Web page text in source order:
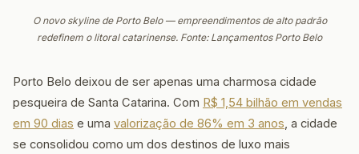
O novo skyline de Porto Belo — empreendimentos de alto padrão
redefinem o litoral catarinense. Fonte: Lançamentos Porto Belo
Porto Belo deixou de ser apenas uma charmosa cidade
pesqueira de Santa Catarina. Com R$ 1,54 bilhão em vendas
em 90 dias e uma valorização de 86% em 3 anos, a cidade
se consolidou como um dos destinos de luxo mais